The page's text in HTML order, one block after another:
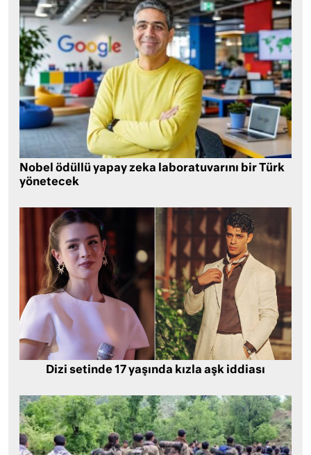
Nobel ödüllü yapay zeka laboratuvarını bir Türk
yönetecek
Dizi setinde 17 yaşında kızla aşk iddiası